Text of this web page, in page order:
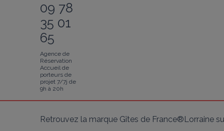
09 78
35 01
65
Agence de
Réservation
Accueil de
porteurs de
projet 7/7j de
9h à 20h
Retrouvez la marque Gîtes de France®Lorraine